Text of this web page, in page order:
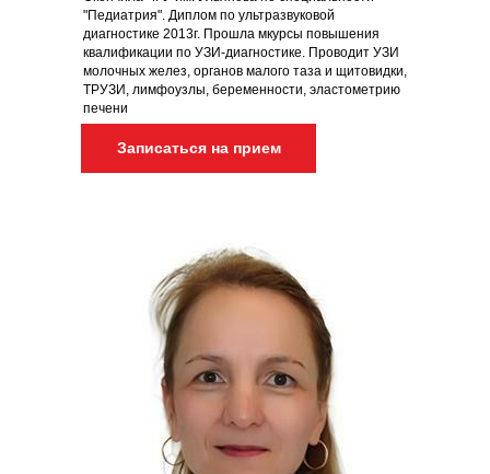
"Педиатрия". Диплом по ультразвуковой
диагностике 2013г. Прошла мкурсы повышения
квалификации по УЗИ-диагностике. Проводит УЗИ
молочных желез, органов малого таза и щитовидки,
ТРУЗИ, лимфоузлы, беременности, эластометрию
печени
Записаться на прием